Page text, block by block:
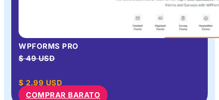
WPFORMS PRO
$ 49 USD
$ 2.99 USD
COMPRAR BARATO